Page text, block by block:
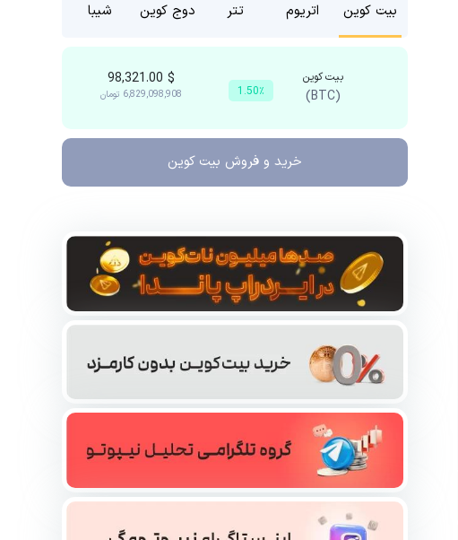
بیت کوین اتریوم تتر دوج کوین شیبا
بیت کوین
(BTC) 1.50٪
$
6,829,098,908 تومان
خرید و فروش بیت کوین